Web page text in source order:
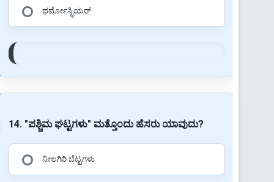
ಥರ್ಮೋಸ್ಫಿಯರ್
14. "ಪಶ್ಚಿಮ ಘಟ್ಟಗಳು" ಮತ್ತೊಂದು ಹೆಸರು ಯಾವುದು?
ನೀಲಗಿರಿ ಬೆಟ್ಟಗಳು